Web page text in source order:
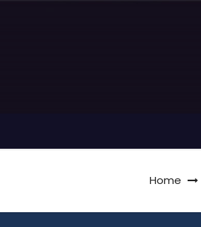
Home